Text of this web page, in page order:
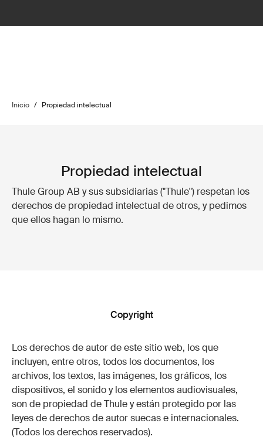
Inicio / Propiedad intelectual
Propiedad intelectual
Thule Group AB y sus subsidiarias ("Thule") respetan los
derechos de propiedad intelectual de otros, y pedimos
que ellos hagan lo mismo.
Copyright
Los derechos de autor de este sitio web, los que
incluyen, entre otros, todos los documentos, los
archivos, los textos, las imágenes, los gráficos, los
dispositivos, el sonido y los elementos audiovisuales,
son de propiedad de Thule y están protegido por las
leyes de derechos de autor suecas e internacionales.
(Todos los derechos reservados).